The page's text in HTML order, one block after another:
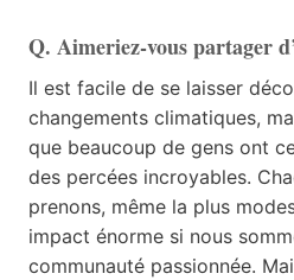
Q. Aimeriez-vous partager
Il est facile de se laisser
changements climatiques,
que beaucoup de gens ont
des percées incroyables.
prenons, même la plus
impact énorme si nous
communauté passionnée.